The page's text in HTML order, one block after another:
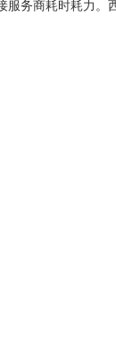
务商耗时耗力。